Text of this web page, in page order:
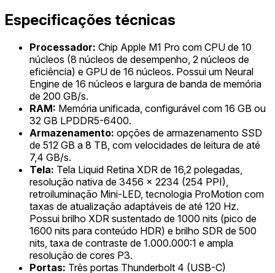
Especificações técnicas
Processador: Chip Apple M1 Pro com CPU de 10
núcleos (8 núcleos de desempenho, 2 núcleos de
eficiência) e GPU de 16 núcleos. Possui um Neural
Engine de 16 núcleos e largura de banda de memória
de 200 GB/s.
RAM: Memória unificada, configurável com 16 GB ou
32 GB LPDDR5-6400.
Armazenamento: opções de armazenamento SSD
de 512 GB a 8 TB, com velocidades de leitura de até
7,4 GB/s.
Tela: Tela Liquid Retina XDR de 16,2 polegadas,
resolução nativa de 3456 x 2234 (254 PPI),
retroiluminação Mini-LED, tecnologia ProMotion com
taxas de atualização adaptáveis de até 120 Hz.
Possui brilho XDR sustentado de 1000 nits (pico de
1600 nits para conteúdo HDR) e brilho SDR de 500
nits, taxa de contraste de 1.000.000:1 e ampla
resolução de cores P3.
Portas: Três portas Thunderbolt 4 (USB-C)